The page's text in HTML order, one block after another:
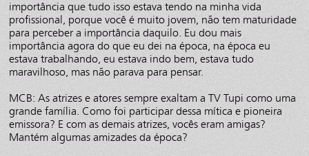
importância que tudo isso estava tendo na minha vida
profissional, porque você é muito jovem, não tem maturidade
para perceber a importância daquilo. Eu dou mais
importância agora do que eu dei na época, na época eu
estava trabalhando, eu estava indo bem, estava tudo
maravilhoso, mas não parava para pensar.
MCB: As atrizes e atores sempre exaltam a TV Tupi como uma
grande família. Como foi participar dessa mítica e pioneira
emissora? E com as demais atrizes, vocês eram amigas?
Mantém algumas amizades da época?